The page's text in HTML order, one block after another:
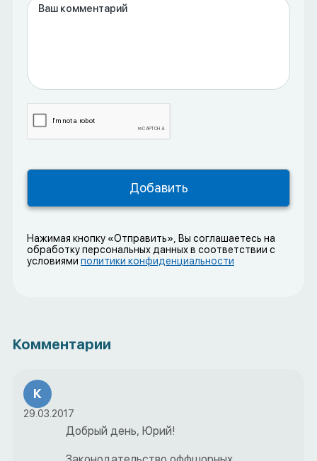
Нажимая кнопку «Отправить», Вы соглашаетесь на
обработку персональных данных в соответствии с
условиями политики конфиденциальности
Комментарии
К
29.03.2017
Добрый день, Юрий!